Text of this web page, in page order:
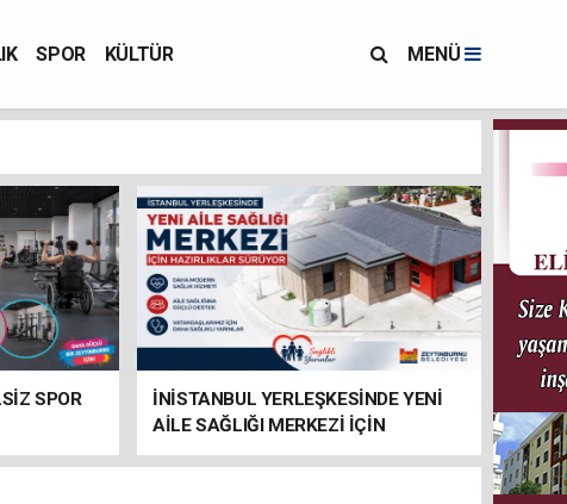
SPOR KÜLTÜR MENÜ
SPOR
İNİSTANBUL YERLEŞKESİNDE YENİ
AİLE SAĞLIĞI MERKEZİ İÇİN
HAZIRLIKLAR SÜRÜYOR